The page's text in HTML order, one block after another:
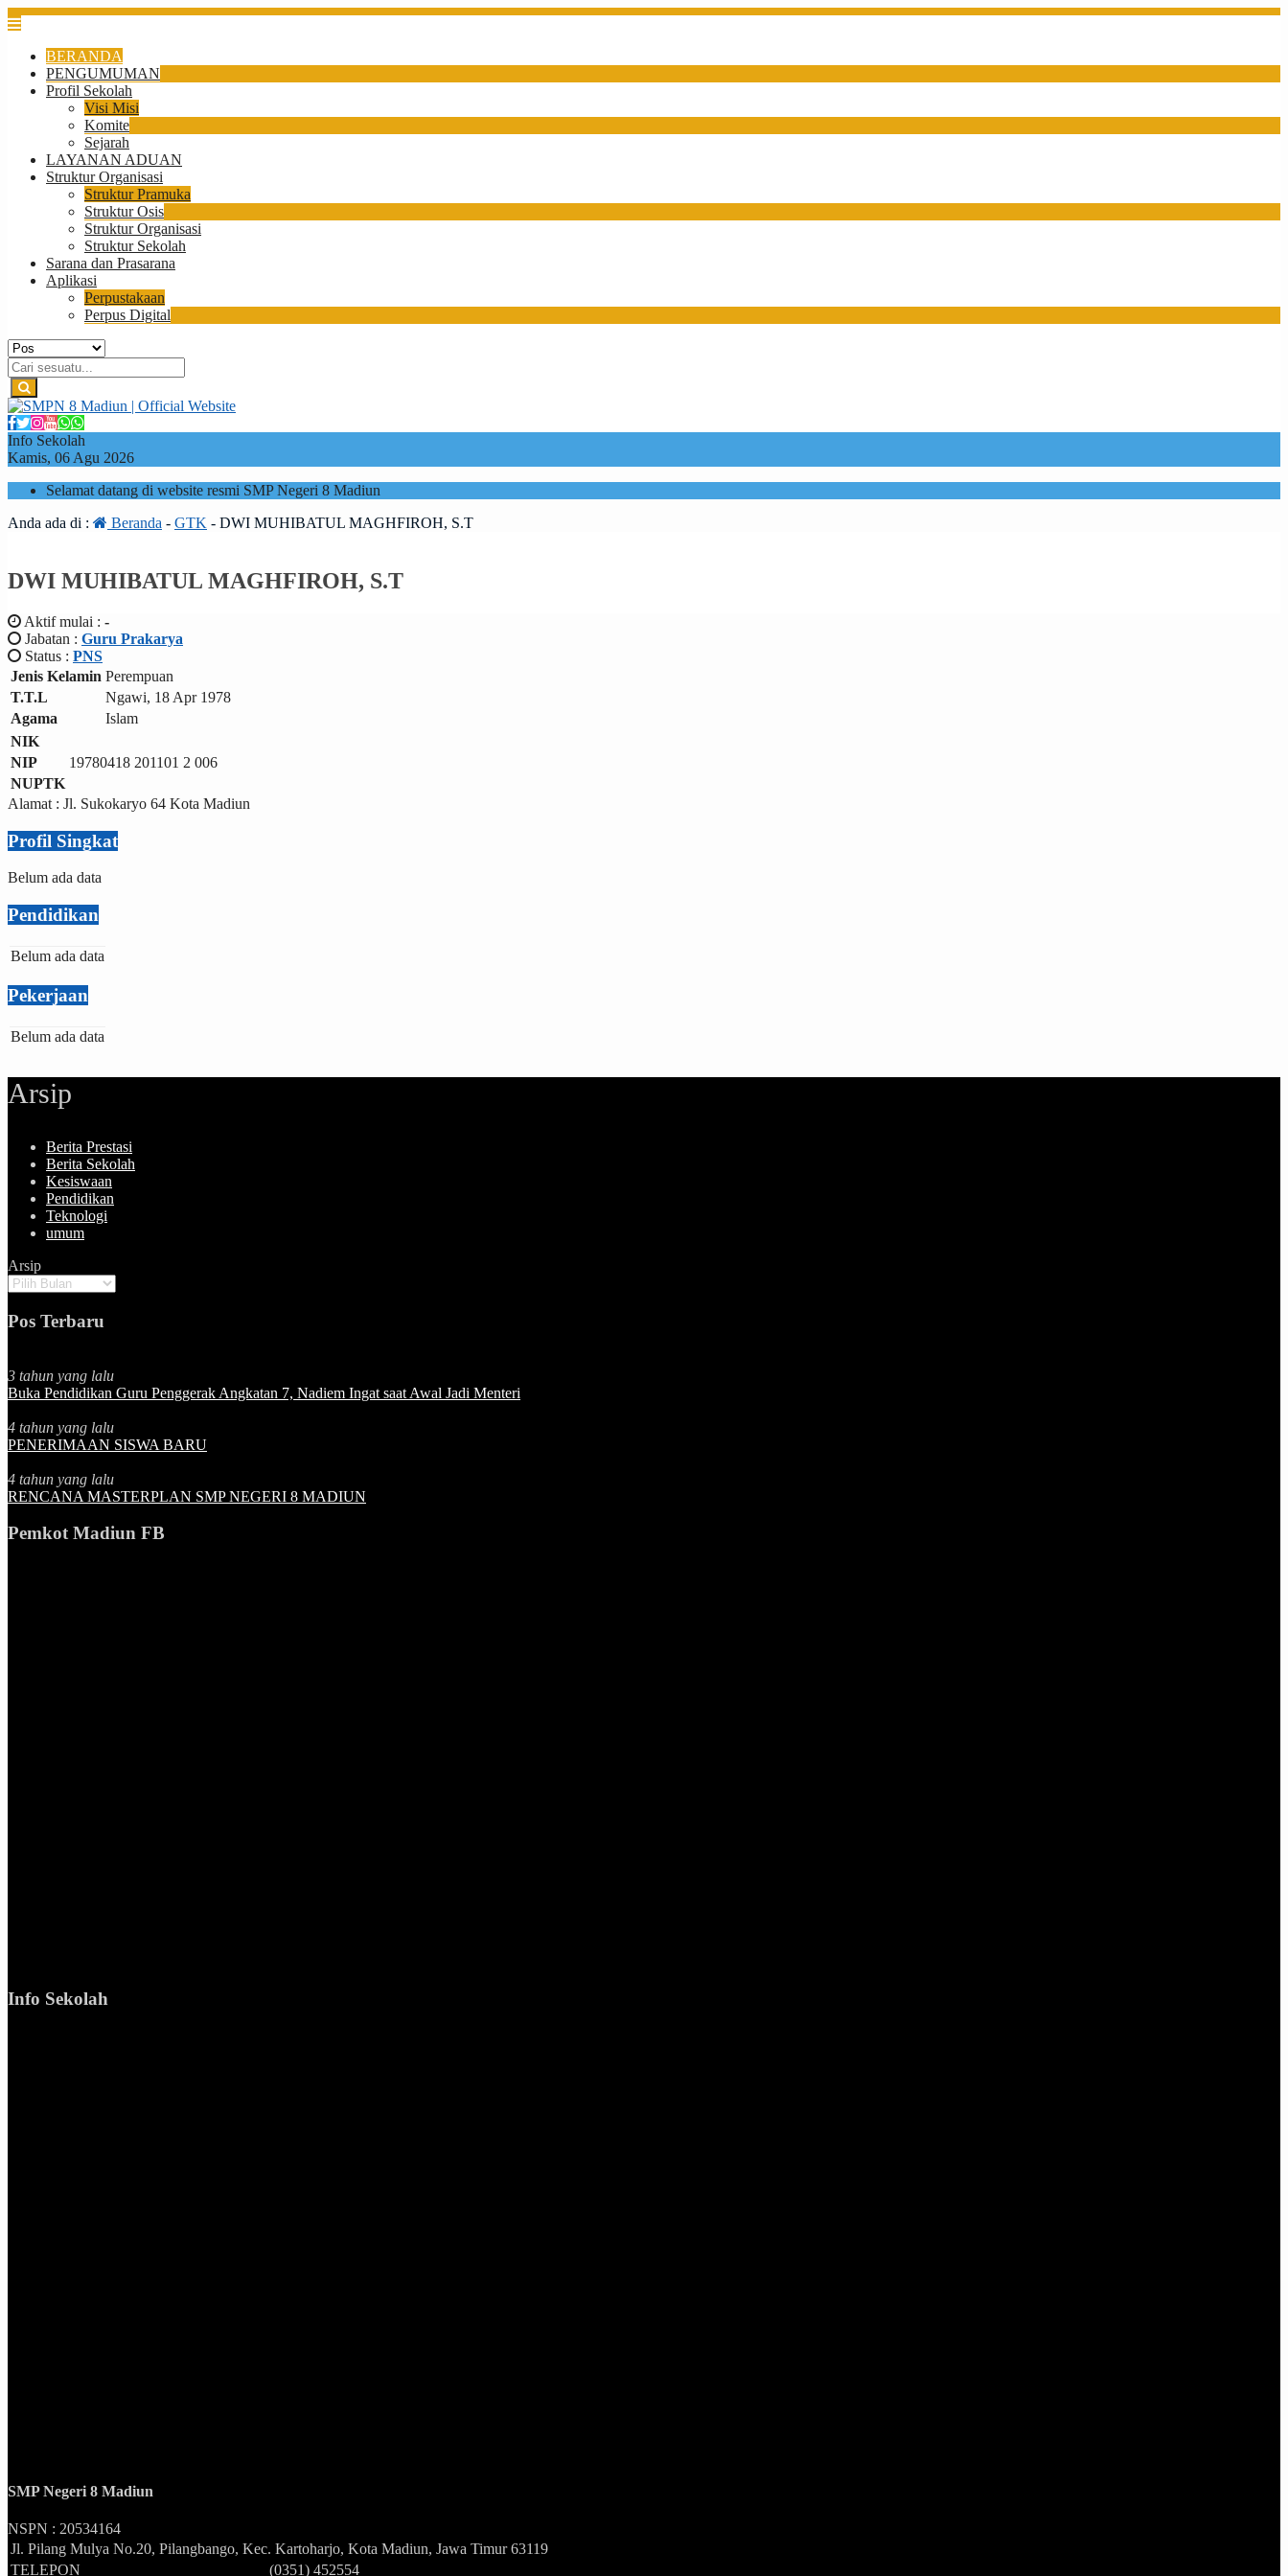
BERANDA
PENGUMUMAN
Profil Sekolah
Visi Misi
Komite
Sejarah
LAYANAN ADUAN
Struktur Organisasi
Struktur Pramuka
Struktur Osis
Struktur Organisasi
Struktur Sekolah
Sarana dan Prasarana
Aplikasi
Perpustakaan
Perpus Digital
Info Sekolah
Kamis, 06 Agu 2026
Selamat datang di website resmi SMP Negeri 8 Madiun
Anda ada di :
Beranda - GTK - DWI MUHIBATUL MAGHFIROH, S.T
DWI MUHIBATUL MAGHFIROH, S.T
Aktif mulai : -
Jabatan : Guru Prakarya
Status : PNS
Jenis Kelamin Perempuan
T.T.L
Ngawi, 18 Apr 1978
Agama
Islam
NIK
NIP
19780418 201101 2 006
NUPTK
Alamat : Jl. Sukokaryo 64 Kota Madiun
Profil Singkat
Belum ada data
Pendidikan
Belum ada data
Pekerjaan
Belum ada data
Arsip
Berita Prestasi
Berita Sekolah
Kesiswaan
Pendidikan
Teknologi
umum
Arsip
Pos Terbaru
3 tahun yang lalu
Buka Pendidikan Guru Penggerak Angkatan 7, Nadiem Ingat saat Awal Jadi Menteri
4 tahun yang lalu
PENERIMAAN SISWA BARU
4 tahun yang lalu
RENCANA MASTERPLAN SMP NEGERI 8 MADIUN
Pemkot Madiun FB
Info Sekolah
SMP Negeri 8 Madiun
NSPN : 20534164
Jl. Pilang Mulya No.20, Pilangbango, Kec. Kartoharjo, Kota Madiun, Jawa Timur 63119
TELEPON
(0351) 452554